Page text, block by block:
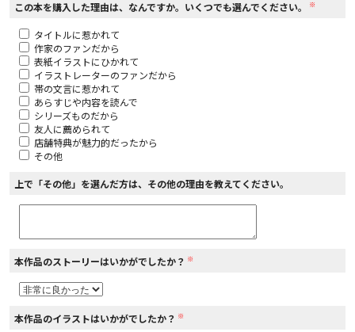
コミックパルフェ
閉じる
この本を購入した理由は、なんですか。いくつでも選んでください。 ※
タイトルに惹かれて
作家のファンだから
表紙イラストにひかれて
イラストレーターのファンだから
帯の文言に惹かれて
あらすじや内容を読んで
シリーズものだから
友人に薦められて
店舗特典が魅力的だったから
その他
上で「その他」を選んだ方は、その他の理由を教えてください。
本作品のストーリーはいかがでしたか？ ※
本作品のイラストはいかがでしたか？ ※